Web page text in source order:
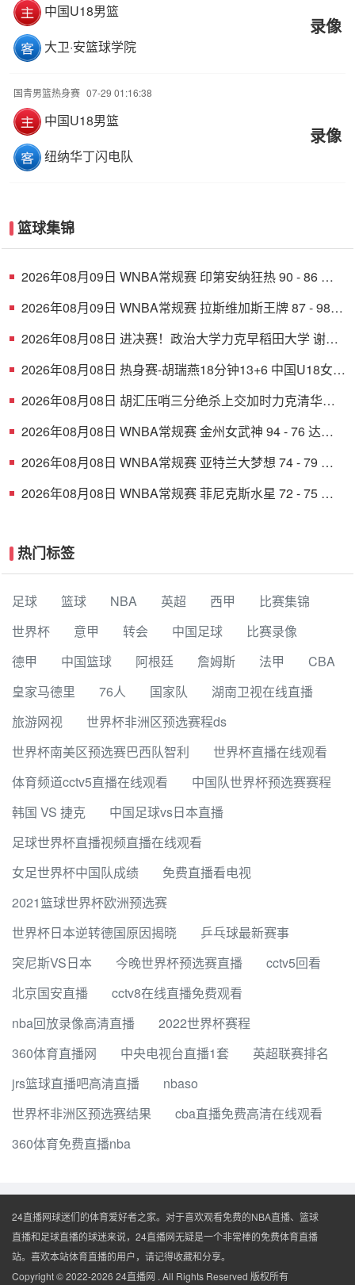
中国U18男篮
大卫·安篮球学院
录像
国青男篮热身赛 07-29 01:16:38
中国U18男篮
纽纳华丁闪电队
录像
篮球集锦
2026年08月09日 WNBA常规赛 印第安纳狂热 90 - 86 芝
2026年08月09日 WNBA常规赛 拉斯维加斯王牌 87 - 98
2026年08月08日 进决赛！政治大学力克早稻田大学 谢昀
2026年08月08日 热身赛-胡瑞燕18分钟13+6 中国U18女篮
2026年08月08日 胡汇压哨三分绝杀上交加时力克清华大
2026年08月08日 WNBA常规赛 金州女武神 94 - 76 达拉
2026年08月08日 WNBA常规赛 亚特兰大梦想 74 - 79 华
2026年08月08日 WNBA常规赛 菲尼克斯水星 72 - 75 康
热门标签
足球 篮球 NBA 英超 西甲
比赛集锦
世界杯
意甲 转会 中国足球
比赛录像
德甲
中国篮球 阿根廷 詹姆斯 法甲
CBA
皇家马德里
76人 国家队
湖南卫视在线直播
旅游网视
世界杯非洲区预选赛程ds
世界杯南美区预选赛巴西队智利
世界杯直播在线观看
体育频道cctv5直播在线观看
中国队世界杯预选赛赛程
韩国 VS 捷克
中国足球vs日本直播
足球世界杯直播视频直播在线观看
女足世界杯中国队成绩
免费直播看电视
2021篮球世界杯欧洲预选赛
世界杯日本逆转德国原因揭晓
乒乓球最新赛事
突尼斯VS日本
今晚世界杯预选赛直播
cctv5回看
北京国安直播
cctv8在线直播免费观看
nba回放录像高清直播
2022世界杯赛程
360体育直播网
中央电视台直播1套
英超联赛排名
jrs篮球直播吧高清直播
nbaso
世界杯非洲区预选赛结果
cba直播免费高清在线观看
360体育免费直播nba
24直播网球迷们的体育爱好者之家。对于喜欢观看免费的NBA直播、篮球
直播和足球直播的球迷来说，24直播网无疑是一个非常棒的免费体育直播
站。喜欢本站体育直播的用户，请记得收藏和分享。
Copyright © 2022-2026 24直播网 . All Rights Reserved 版权所有